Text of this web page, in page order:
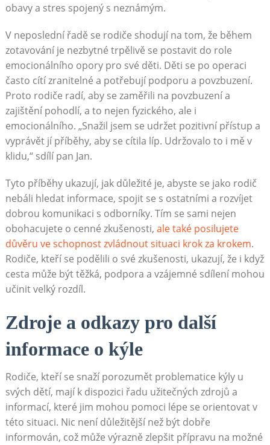
obavy a stres spojený s neznámým.
V neposlední řadě se rodiče shodují na tom, že během
zotavování je nezbytné trpělivě se postavit do role
emocionálního opory pro své děti. Děti se po operaci
často cítí zranitelné a potřebují podporu a povzbuzení.
Proto rodiče radí, aby se zaměřili na povzbuzení a
zajištění pohodlí, a to nejen fyzického, ale i
emocionálního. „Snažil jsem se udržet pozitivní přístup a
vyprávět jí příběhy, aby se cítila líp. Udržovalo to i mě v
klidu,“ sdílí pan Jan.
Tyto příběhy ukazují, jak důležité je, abyste se jako rodič
nebáli hledat informace, spojit se s ostatními a rozvíjet
dobrou komunikaci s odborníky. Tím se sami nejen
obohacujete o cenné zkušenosti, ale také posilujete
důvěru ve schopnost zvládnout situaci krok za krokem.
Rodiče, kteří se podělili o své zkušenosti, ukazují, že i když
cesta může být těžká, podpora a vzájemné sdílení mohou
učinit velký rozdíl.
Zdroje a odkazy pro další
informace o kýle
Rodiče, kteří se snaží porozumět problematice kýly u
svých dětí, mají k dispozici řadu užitečných zdrojů a
informací, které jim mohou pomoci lépe se orientovat v
této situaci. Nic není důležitější než být dobře
informován, což může výrazně zlepšit přípravu na možné